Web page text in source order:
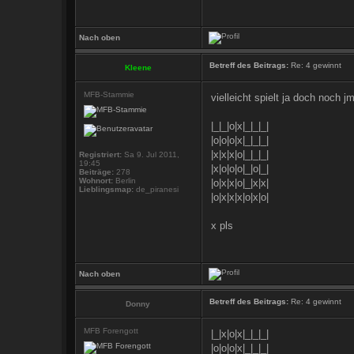
Nach oben
Kleene Betreff des Beitrags:Re: 4 gewinnt
MFB-Stammie
Registriert:Sa 9. Jul 2011,
19:45
Beiträge:278
Wohnort:Berlin
Lieblingsmap:de_piranesi
vielleicht spielt ja doch noch
|_|_|o|x|_|_|_|
|o|o|o|x|_|_|_|
|x|x|x|o|_|_|_|
|x|o|o|o|_|o|_|
|o|x|x|o|_|x|x|
|o|x|x|x|o|x|o|
x pls
Nach oben
Donny Betreff des Beitrags:Re: 4 gewinnt
MFB Forengott
|_|x|o|x|_|_|_|
|o|o|o|x|_|_|_|